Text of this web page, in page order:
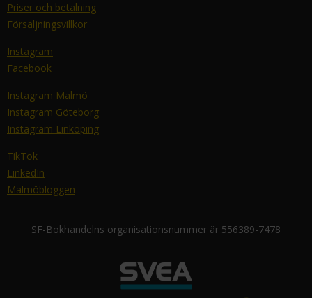
Priser och betalning
Försäljningsvillkor
Instagram
Facebook
Instagram Malmö
Instagram Göteborg
Instagram Linköping
TikTok
LinkedIn
Malmöbloggen
SF-Bokhandelns organisationsnummer är 556389-7478